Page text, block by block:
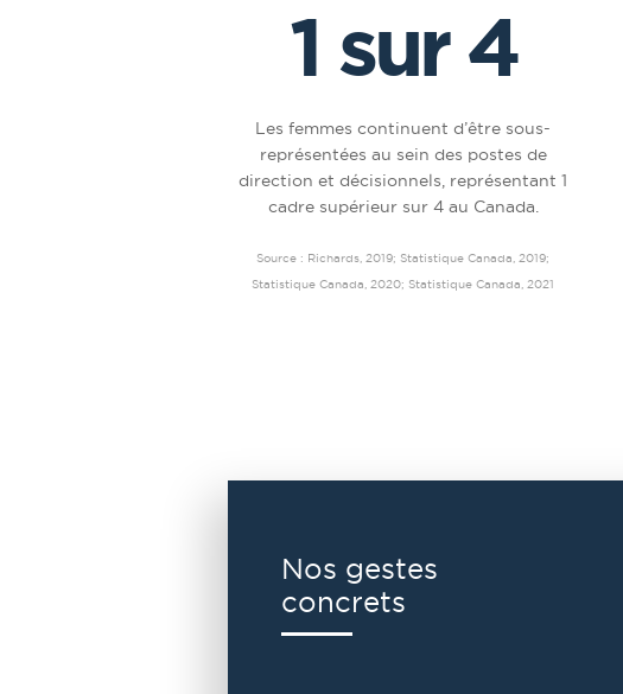
1 sur 4
Les femmes continuent d’être sous-
représentées au sein des postes de
direction et décisionnels, représentant 1
cadre supérieur sur 4 au Canada.
Source : Richards, 2019; Statistique Canada, 2019;
Statistique Canada, 2020; Statistique Canada, 2021
Nos gestes
concrets